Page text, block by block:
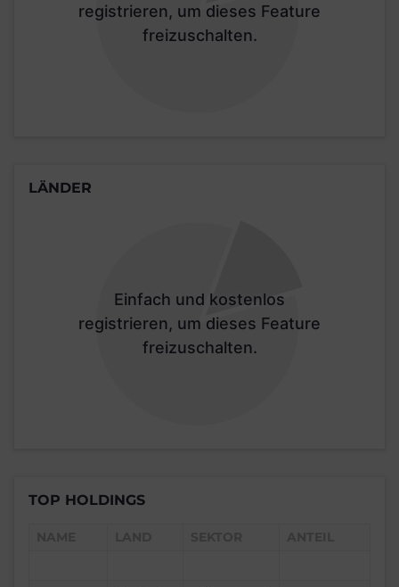
registrieren, um dieses Feature
freizuschalten.
LÄNDER
Einfach und kostenlos
registrieren, um dieses Feature
freizuschalten.
TOP HOLDINGS